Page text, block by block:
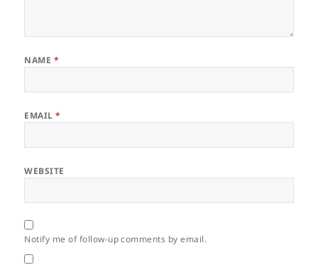
NAME *
EMAIL*
WEBSITE
Notify me of follow-up comments by email.